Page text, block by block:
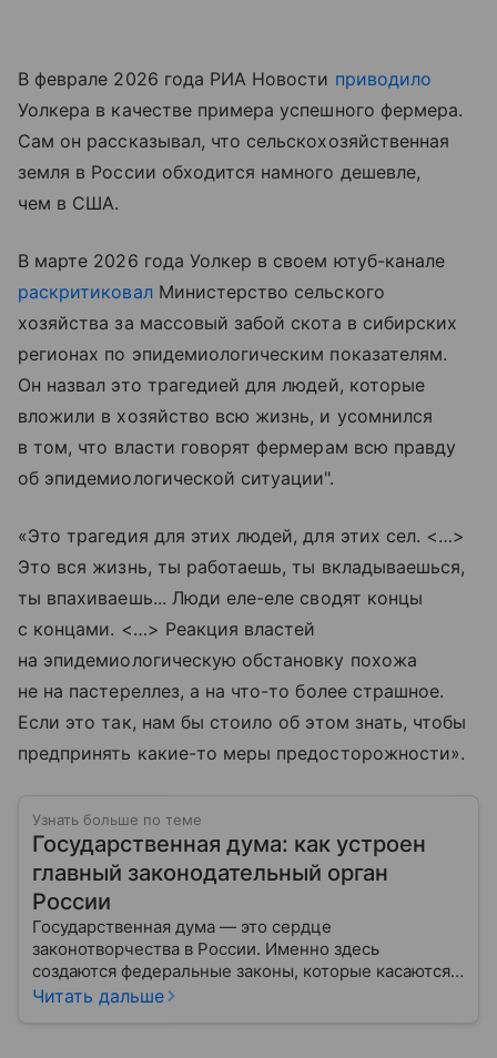
В феврале 2026 года РИА Новости приводило
Уолкера в качестве примера успешного фермера.
Сам он рассказывал, что сельскохозяйственная
земля в России обходится намного дешевле,
чем в США.
В марте 2026 года Уолкер в своем ютуб-канале
раскритиковалМинистерство сельского
хозяйства за массовый забой скота в сибирских
регионах по эпидемиологическим показателям.
Он назвал это трагедией для людей, которые
вложили в хозяйство всю жизнь, и усомнился
в том, что власти говорят фермерам всю правду
об эпидемиологической ситуации".
«Это трагедия для этих людей, для этих сел. <…>
Это вся жизнь, ты работаешь, ты вкладываешься,
ты впахиваешь... Люди еле-еле сводят концы
с концами. <…> Реакция властей
на эпидемиологическую обстановку похожа
не на пастереллез, а на что-то более страшное.
Если это так, нам бы стоило об этом знать, чтобы
предпринять какие-то меры предосторожности».
Узнать больше по теме
Государственная дума: как устроен
главный законодательный орган
России
Государственная дума — это сердце
законотворчества в России. Именно здесь
создаются федеральные законы, которые касаются
жизни каждого гражданина: от образования и
Читать дальше